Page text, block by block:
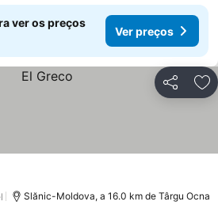
ver os preços
Ver preços
Partilhar
Slănic-Moldova, a 16.0 km de Târgu Ocna